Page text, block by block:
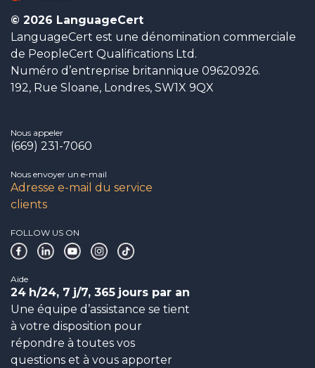
© 2026 LanguageCert
LanguageCert est une dénomination commerciale
de PeopleCert Qualifications Ltd.
Numéro d’entreprise britannique 09620926.
192, Rue Sloane, Londres, SW1X 9QX
Nous appeler
(669) 231-7060
Nous envoyer un e-mail
Adresse e-mail du service
clients
FOLLOW US ON
Aide
24 h/24, 7 j/7, 365 jours par an
Une équipe d’assistance se tient
à votre disposition pour
répondre à toutes vos
questions et à vous apporter